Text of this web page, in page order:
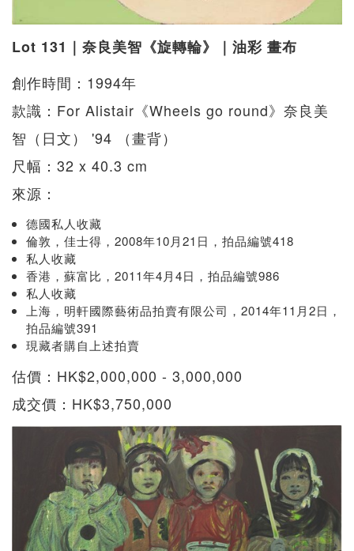
Lot 131｜奈良美智《旋轉輪》｜油彩 畫布
創作時間：1994年
款識：For Alistair《Wheels go round》奈良美
智（日文） '94 （畫背）
尺幅：32 x 40.3 cm
來源：
德國私人收藏
倫敦，佳士得，2008年10月21日，拍品編號418
私人收藏
香港，蘇富比，2011年4月4日，拍品編號986
私人收藏
上海，明軒國際藝術品拍賣有限公司，2014年11月2日，
拍品編號391
現藏者購自上述拍賣
估價：HK$2,000,000 - 3,000,000
成交價：HK$3,750,000